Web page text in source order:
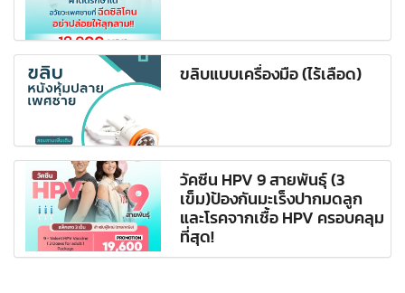
ขลิบแบบเครื่องมือ (ไร้เลือด)
วัคซีน HPV 9 สายพันธุ์ (3
เข็ม)ป้องกันมะเร็งปากมดลูก
และโรคจากเชื้อ HPV ครอบคลุม
ที่สุด!